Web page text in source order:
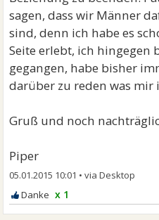
sagen, dass wir Männer
sind, denn ich habe es
Seite erlebt, ich hingegen
gegangen, habe bisher
darüber zu reden was mir
Gruß und noch
Piper
05.01.2015 10:01 •
x 1